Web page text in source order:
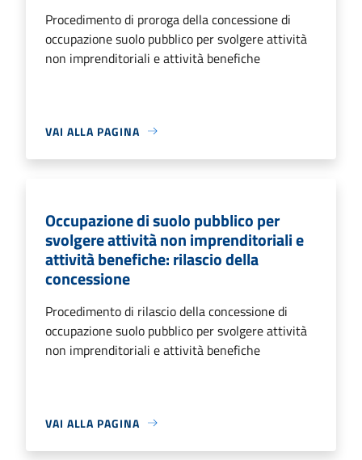
Procedimento di proroga della concessione di
occupazione suolo pubblico per svolgere attività
non imprenditoriali e attività benefiche
VAI ALLA PAGINA
Occupazione di suolo pubblico per
svolgere attività non imprenditoriali e
attività benefiche: rilascio della
concessione
Procedimento di rilascio della concessione di
occupazione suolo pubblico per svolgere attività
non imprenditoriali e attività benefiche
VAI ALLA PAGINA